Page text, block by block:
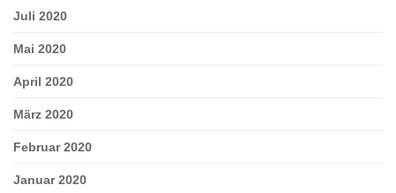
Juli 2020
Mai 2020
April 2020
März 2020
Februar 2020
Januar 2020